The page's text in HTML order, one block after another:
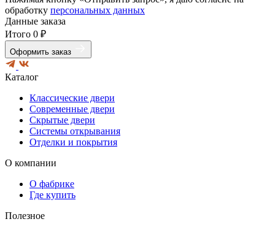
обработку персональных данных
Данные заказа
Итого 0 ₽
Оформить заказ
Каталог
Классические двери
Современные двери
Скрытые двери
Системы открывания
Отделки и покрытия
О компании
О фабрике
Где купить
Полезное